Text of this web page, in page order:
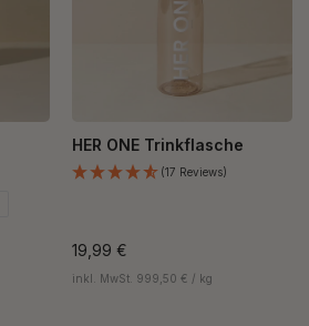
HER ONE Trinkflasche
(17 Reviews)
19,99 €
inkl. MwSt. 999,50 € / kg